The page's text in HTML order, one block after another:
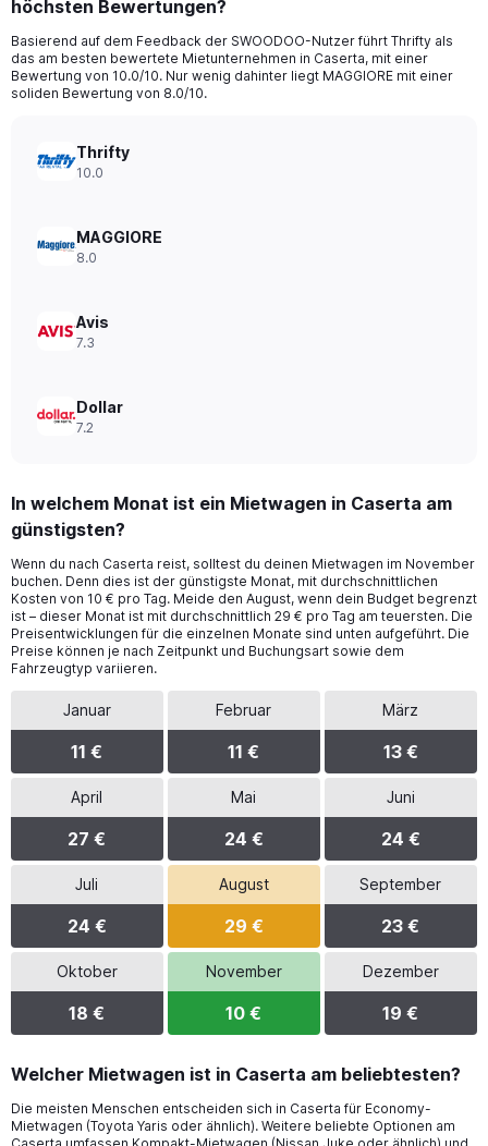
4
The
chart
has
axis
displaying
0
to
höchsten Bewertungen?
Basierend auf dem Feedback der SWOODOO-Nutzer führt Thrifty als
das am besten bewertete Mietunternehmen in Caserta, mit einer
Bewertung von 10.0/10. Nur wenig dahinter liegt MAGGIORE mit einer
soliden Bewertung von 8.0/10.
Thrifty
10.0
MAGGIORE
8.0
Avis
7.3
Dollar
7.2
In welchem Monat ist ein Mietwagen in Caserta am
günstigsten?
Wenn du nach Caserta reist, solltest du deinen Mietwagen im November
buchen. Denn dies ist der günstigste Monat, mit durchschnittlichen
Kosten von 10 € pro Tag. Meide den August, wenn dein Budget begrenzt
ist – dieser Monat ist mit durchschnittlich 29 € pro Tag am teuersten. Die
Preisentwicklungen für die einzelnen Monate sind unten aufgeführt. Die
Preise können je nach Zeitpunkt und Buchungsart sowie dem
Fahrzeugtyp variieren.
Januar
11 €
Februar
11 €
März
13 €
April
27 €
Mai
24 €
Juni
24 €
Juli
24 €
August
29 €
September
23 €
Oktober
18 €
November
10 €
Dezember
19 €
Welcher Mietwagen ist in Caserta am beliebtesten?
Die meisten Menschen entscheiden sich in Caserta für Economy-
Mietwagen (Toyota Yaris oder ähnlich). Weitere beliebte Optionen am